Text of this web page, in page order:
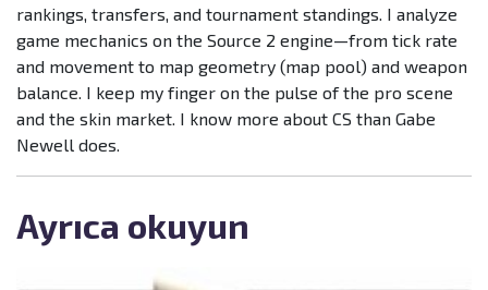
rankings, transfers, and tournament standings. I analyze
game mechanics on the Source 2 engine—from tick rate
and movement to map geometry (map pool) and weapon
balance. I keep my finger on the pulse of the pro scene
and the skin market. I know more about CS than Gabe
Newell does.
Ayrıca okuyun